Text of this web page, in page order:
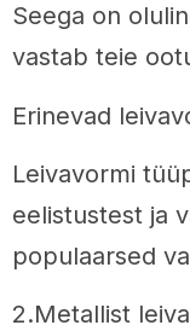
Seega on
vastab teie
Erinevad
Leivavormi
eelistustest ja
populaarsed
2.Metallist